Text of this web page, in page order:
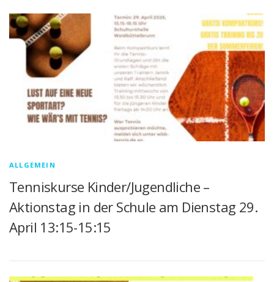
ALLGEMEIN
Tenniskurse Kinder/Jugendliche –
Aktionstag in der Schule am Dienstag 29.
April 13:15-15:15